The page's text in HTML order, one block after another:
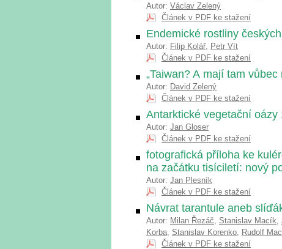
Autor: Václav Zelený
Článek v PDF ke stažení
Endemické rostliny
Autor: Filip Kolář, Petr Vít
Článek v PDF ke stažení
„Taiwan? A mají tam vůbec
Autor: David Zelený
Článek v PDF ke stažení
Antarktické vegetační
Autor: Jan Gloser
Článek v PDF ke stažení
fotografická příloha ke
na začátku tisíciletí: nový
Autor: Jan Plesník
Článek v PDF ke stažení
Návrat tarantule aneb
Autor: Milan Řezáč, Stanislav Macík,
Korba, Stanislav Korenko, Rudolf
Článek v PDF ke stažení